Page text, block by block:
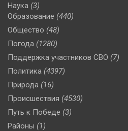
Наука (3)
Образование (440)
Общество (48)
Погода (1280)
Поддержка участников СВО (7)
Политика (4397)
Природа (16)
Происшествия (4530)
Путь к Победе (3)
Районы (1)